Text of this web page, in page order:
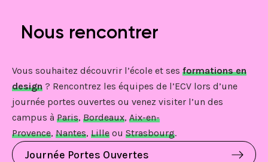
Nous rencontrer
Vous souhaitez découvrir l’école et ses formations en
design ? Rencontrez les équipes de l’ECV lors d’une
journée portes ouvertes ou venez visiter l’un des
campus à Paris, Bordeaux, Aix-en-
Provence, Nantes, Lille ou Strasbourg.
Journée Portes Ouvertes